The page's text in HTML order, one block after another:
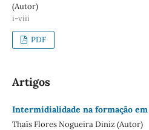
(Autor)
i-viii
PDF
Artigos
Intermidialidade na formação
Thaïs Flores Nogueira Diniz (Autor)